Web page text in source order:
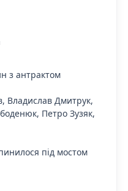
з антрактом
Владислав Дмитрук,
Петро Зузяк,
під мостом